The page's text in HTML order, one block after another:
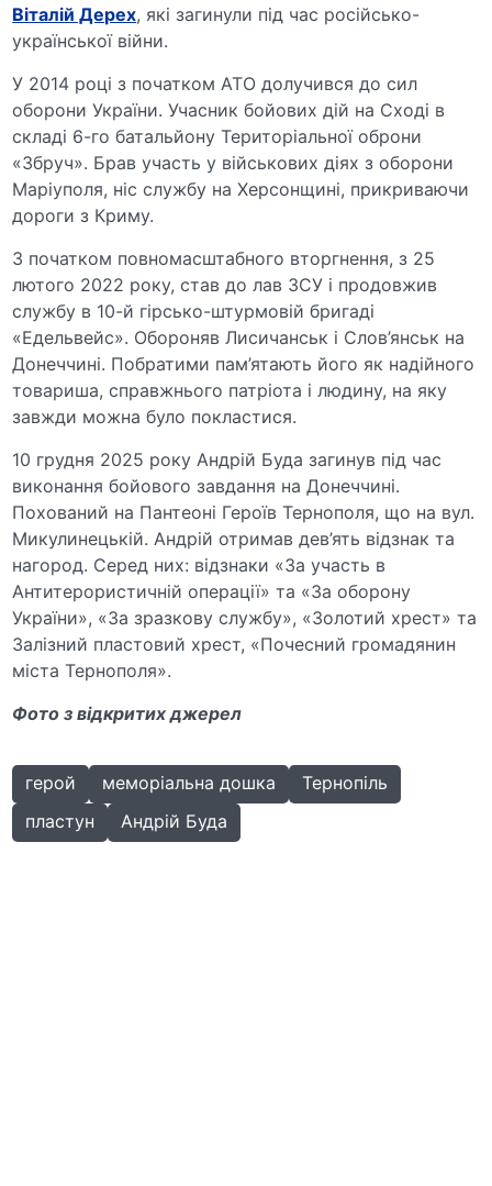
Віталій Дерех, які загинули під час російсько-
української війни.
У 2014 році з початком АТО долучився до сил
оборони України. Учасник бойових дій на Сході в
складі 6-го батальйону Територіальної оброни
«Збруч». Брав участь у військових діях з оборони
Маріуполя, ніс службу на Херсонщині, прикриваючи
дороги з Криму.
З початком повномасштабного вторгнення, з 25
лютого 2022 року, став до лав ЗСУ і продовжив
службу в 10-й гірсько-штурмовій бригаді
«Едельвейс». Обороняв Лисичанськ і Слов’янськ на
Донеччині. Побратими пам’ятають його як надійного
товариша, справжнього патріота і людину, на яку
завжди можна було покластися.
10 грудня 2025 року Андрій Буда загинув під час
виконання бойового завдання на Донеччині.
Похований на Пантеоні Героїв Тернополя, що на вул.
Микулинецькій. Андрій отримав дев’ять відзнак та
нагород. Серед них: відзнаки «За участь в
Антитерористичній операції» та «За оборону
України», «За зразкову службу», «Золотий хрест» та
Залізний пластовий хрест, «Почесний громадянин
міста Тернополя».
Фото з відкритих джерел
герой меморіальна дошка
Тернопіль
пластун
Андрій Буда